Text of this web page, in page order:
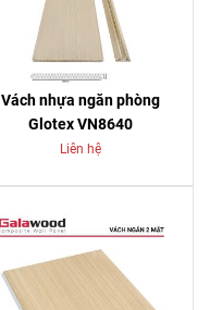
Vách nhựa ngăn phòng
Glotex VN8640
Liên hệ